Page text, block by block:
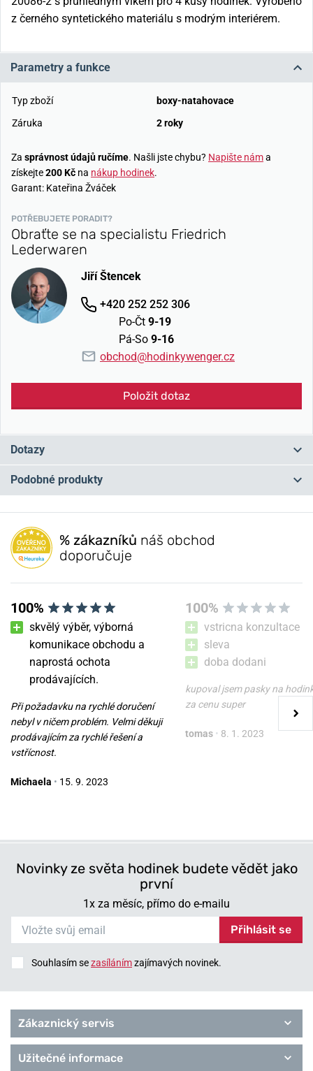
z černého syntetického materiálu s modrým interiérem.
Parametry a funkce
Typ zboží
boxy-natahovace
Záruka
2 roky
Za správnost údajů ručíme. Našli jste chybu? Napište náma
získejte200 Kč na nákup hodinek.
Garant: Kateřina Žváček
POTŘEBUJETE PORADIT?
Obraťte se na specialistu Friedrich
Lederwaren
Jiří Štencek
+420 252 252 306
Po-Čt 9-19
Pá-So 9-16
obchod@hodinkywenger.cz
Položit dotaz
Dotazy
Máte otázku? Zanechte nám komentář
Přidat dotaz
Podobné produkty
Box na hodinky Designhütte
Auckland 6 70005-142
Skladem v úterý 11. 8. u vás
4 780 Kč
Lederwaren London 26120-2
Skladem v úterý 11. 8. u vás
% zákazníků náš obchod
doporučuje
100%
skvělý výběr, výborná
komunikace obchodu a
naprostá ochota
prodávajících.
Při požadavku na rychlé doručení
nebyl v ničem problém. Velmi děkuji
prodávajícím za rychlé řešení a
vstřícnost.
Michaela • 15. 9. 2023
100%
vstricna konzultace
sleva
doba dodani
kupoval jsem pasky na
za cenu super
tomas • 8. 1. 2023
Novinky ze světa hodinek budete vědět jako
první
1x za měsíc, přímo do e-mailu
Přihlásit se
Souhlasím sezasílánímzajímavých novinek.
Zákaznický servis
Užitečné informace